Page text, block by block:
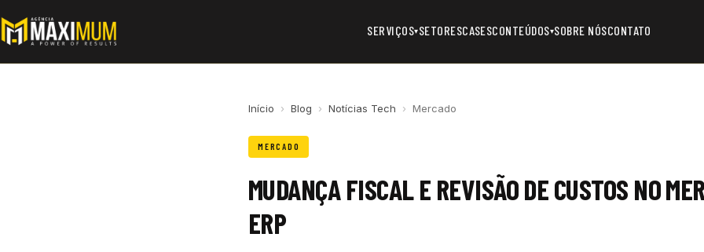
SERVIÇOS▾SETORESCASESCONTEÚDOS▾SOBRE NÓSCONTATO
Início › Blog › Notícias Tech › Mercado
MERCADO
MUDANÇA FISCAL E REVISÃO DE CUSTOS NO
ERP